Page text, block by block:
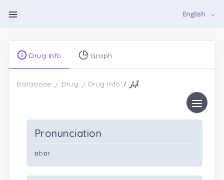
English
Drug Info Graph
Database Drug Drug Info آبار
Pronunciation
ɒbɒr